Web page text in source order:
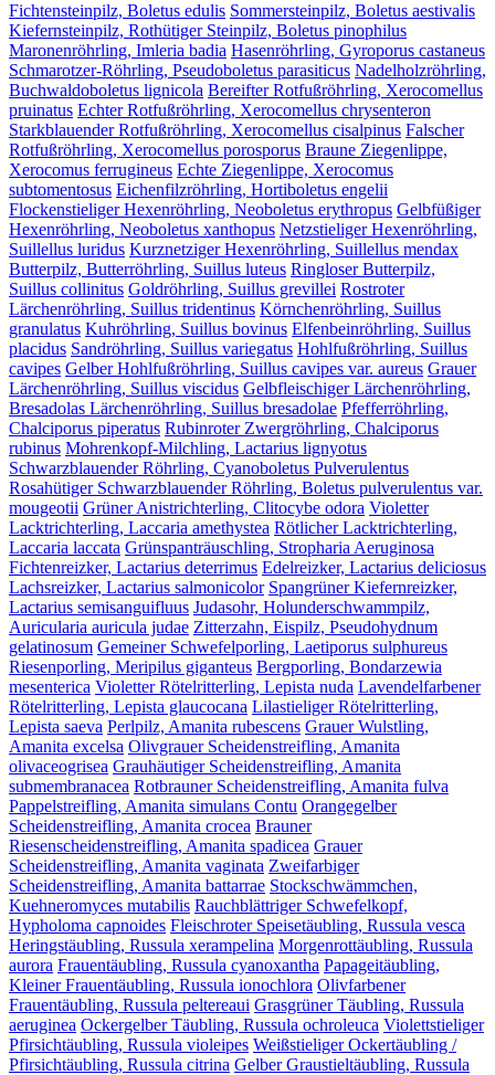
Fichtensteinpilz, Boletus edulis Sommersteinpilz, Boletus aestivalis
Kiefernsteinpilz, Rothütiger Steinpilz, Boletus pinophilus
Maronenröhrling, Imleria badia Hasenröhrling, Gyroporus castaneus
Schmarotzer-Röhrling, Pseudoboletus parasiticus Nadelholzröhrling,
Buchwaldoboletus lignicola Bereifter Rotfußröhrling, Xerocomellus
pruinatus Echter Rotfußröhrling, Xerocomellus chrysenteron
Starkblauender Rotfußröhrling, Xerocomellus cisalpinus Falscher
Rotfußröhrling, Xerocomellus porosporus Braune Ziegenlippe,
Xerocomus ferrugineus Echte Ziegenlippe, Xerocomus
subtomentosus Eichenfilzröhrling, Hortiboletus engelii
Flockenstieliger Hexenröhrling, Neoboletus erythropus Gelbfüßiger
Hexenröhrling, Neoboletus xanthopus Netzstieliger Hexenröhrling,
Suillellus luridus Kurznetziger Hexenröhrling, Suillellus mendax
Butterpilz, Butterröhrling, Suillus luteus Ringloser Butterpilz,
Suillus collinitus Goldröhrling, Suillus grevillei Rostroter
Lärchenröhrling, Suillus tridentinus Körnchenröhrling, Suillus
granulatus Kuhröhrling, Suillus bovinus Elfenbeinröhrling, Suillus
placidus Sandröhrling, Suillus variegatus Hohlfußröhrling, Suillus
cavipes Gelber Hohlfußröhrling, Suillus cavipes var. aureus Grauer
Lärchenröhrling, Suillus viscidus Gelbfleischiger Lärchenröhrling,
Bresadolas Lärchenröhrling, Suillus bresadolae Pfefferröhrling,
Chalciporus piperatus Rubinroter Zwergröhrling, Chalciporus
rubinus Mohrenkopf-Milchling, Lactarius lignyotus
Schwarzblauender Röhrling, Cyanoboletus Pulverulentus
Rosahütiger Schwarzblauender Röhrling, Boletus pulverulentus var.
mougeotii Grüner Anistrichterling, Clitocybe odora Violetter
Lacktrichterling, Laccaria amethystea Rötlicher Lacktrichterling,
Laccaria laccata Grünspanträuschling, Stropharia Aeruginosa
Fichtenreizker, Lactarius deterrimus Edelreizker, Lactarius deliciosus
Lachsreizker, Lactarius salmonicolor Spangrüner Kiefernreizker,
Lactarius semisanguifluus Judasohr, Holunderschwammpilz,
Auricularia auricula judae Zitterzahn, Eispilz, Pseudohydnum
gelatinosum Gemeiner Schwefelporling, Laetiporus sulphureus
Riesenporling, Meripilus giganteus Bergporling, Bondarzewia
mesenterica Violetter Rötelritterling, Lepista nuda Lavendelfarbener
Rötelritterling, Lepista glaucocana Lilastieliger Rötelritterling,
Lepista saeva Perlpilz, Amanita rubescens Grauer Wulstling,
Amanita excelsa Olivgrauer Scheidenstreifling, Amanita
olivaceogrisea Grauhäutiger Scheidenstreifling, Amanita
submembranacea Rotbrauner Scheidenstreifling, Amanita fulva
Pappelstreifling, Amanita simulans Contu Orangegelber
Scheidenstreifling, Amanita crocea Brauner
Riesenscheidenstreifling, Amanita spadicea Grauer
Scheidenstreifling, Amanita vaginata Zweifarbiger
Scheidenstreifling, Amanita battarrae Stockschwämmchen,
Kuehneromyces mutabilis Rauchblättriger Schwefelkopf,
Hypholoma capnoides Fleischroter Speisetäubling, Russula vesca
Heringstäubling, Russula xerampelina Morgenrottäubling, Russula
aurora Frauentäubling, Russula cyanoxantha Papageitäubling,
Kleiner Frauentäubling, Russula ionochlora Olivfarbener
Frauentäubling, Russula peltereaui Grasgrüner Täubling, Russula
aeruginea Ockergelber Täubling, Russula ochroleuca Violettstieliger
Pfirsichtäubling, Russula violeipes Weißstieliger Ockertäubling /
Pfirsichtäubling, Russula citrina Gelber Graustieltäubling, Russula